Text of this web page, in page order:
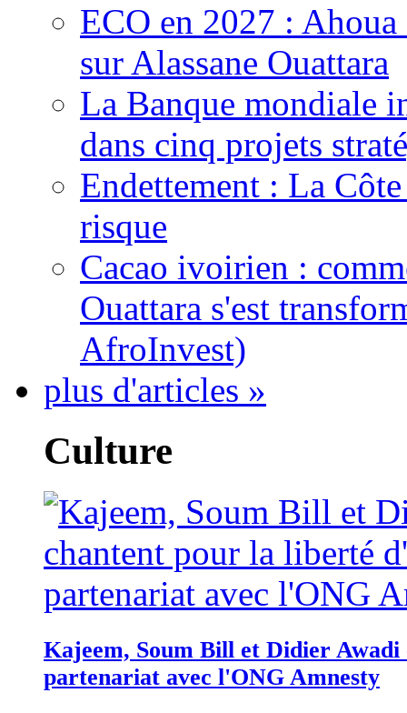
ECO en 2027 :
sur Alassane Ouattara
La Banque mondiale
dans cinq projets
Endettement : La
risque
Cacao ivoirien :
Ouattara s'est
AfroInvest)
plus d'articles »
Culture
Kajeem, Soum Bill et Didier
partenariat avec l'ONG Amnesty